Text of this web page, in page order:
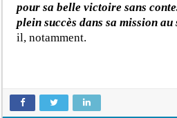
pour sa belle victoire sans
plein succès dans sa mission
il, notamment.